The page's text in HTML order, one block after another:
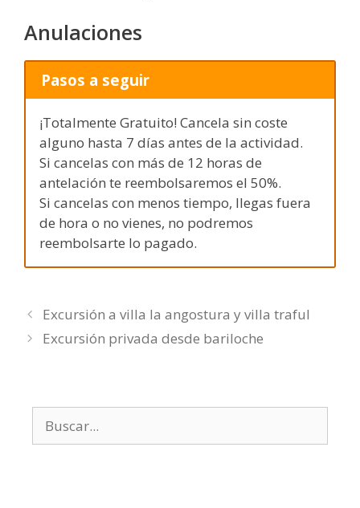
Anulaciones
Pasos a seguir
¡Totalmente Gratuito! Cancela sin coste
alguno hasta 7 días antes de la actividad.
Si cancelas con más de 12 horas de
antelación te reembolsaremos el 50%.
Si cancelas con menos tiempo, llegas fuera
de hora o no vienes, no podremos
reembolsarte lo pagado.
Excursión a villa la angostura y villa traful
Excursión privada desde bariloche